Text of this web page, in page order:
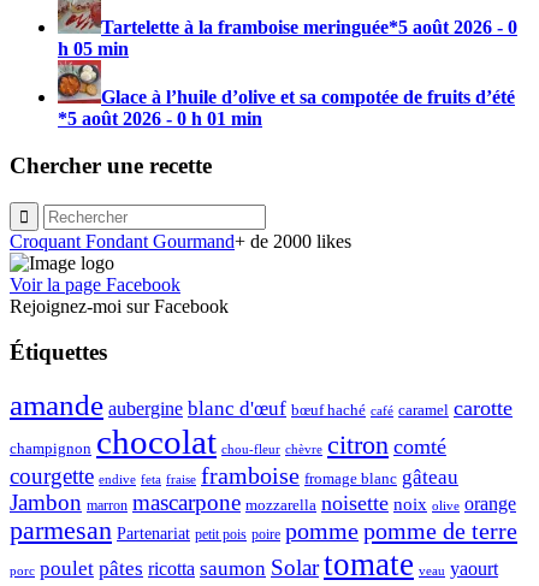
Tartelette à la framboise meringuée*5 août 2026 - 0
h 05 min
Glace à l’huile d’olive et sa compotée de fruits d’été
*5 août 2026 - 0 h 01 min
Chercher une recette
Croquant Fondant Gourmand+ de 2000 likes
Voir la page Facebook
Rejoignez-moi sur Facebook
Étiquettes
amande aubergine blanc d'œuf bœuf haché café caramel carotte
champignon chocolat chou-fleur chèvre citron comté
courgette endive feta fraise framboise fromage blanc gâteau
Jambon marron mascarpone mozzarella noisette noix olive orange
parmesan Partenariat petit pois poire pommepomme de terre
porc poulet pâtes ricotta saumon Solartomate veau yaourt